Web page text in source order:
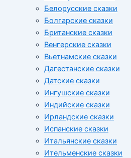
Белорусские сказки
Болгарские сказки
Британские сказки
Венгерские сказки
Вьетнамские сказки
Дагестанские сказки
Датские сказки
Ингушские сказки
Индийские сказки
Ирландские сказки
Испанские сказки
Итальянские сказки
Ительменские сказки